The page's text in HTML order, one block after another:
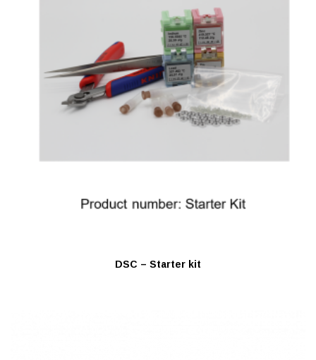
DSC – Starter kit